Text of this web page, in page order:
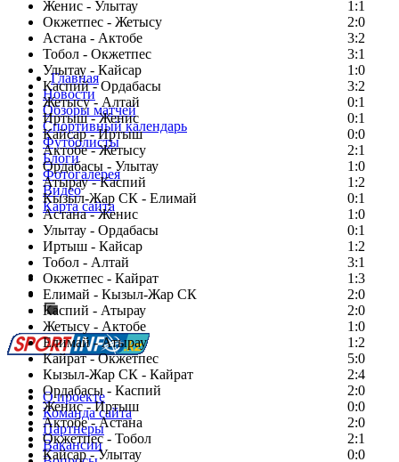
Женис - Улытау
1:1
Окжетпес - Жетысу
2:0
Астана - Актобе
3:2
Тобол - Окжетпес
3:1
Улытау - Кайсар
1:0
Каспий - Ордабасы
3:2
Жетысу - Алтай
0:1
Иртыш - Женис
0:1
Кайсар - Иртыш
0:0
Актобе - Жетысу
2:1
Ордабасы - Улытау
1:0
Атырау - Каспий
1:2
Кызыл-Жар СК - Елимай
0:1
Астана - Женис
1:0
Улытау - Ордабасы
0:1
Иртыш - Кайсар
1:2
Тобол - Алтай
3:1
Окжетпес - Кайрат
1:3
Елимай - Кызыл-Жар СК
2:0
Каспий - Атырау
2:0
Жетысу - Актобе
1:0
Елимай - Атырау
1:2
Кайрат - Окжетпес
5:0
Кызыл-Жар СК - Кайрат
2:4
Ордабасы - Каспий
2:0
Женис - Иртыш
0:0
Актобе - Астана
2:0
Окжетпес - Тобол
2:1
Кайсар - Улытау
0:0
Главная
Новости
Обзоры матчей
Спортивный календарь
Футболисты
Блоги
Фотогалерея
Видео
Карта сайта
Есть идея?
Сообщить о мероприятии
Перейти на старый сайт
О проекте
Команда сайта
Партнеры
Вакансии